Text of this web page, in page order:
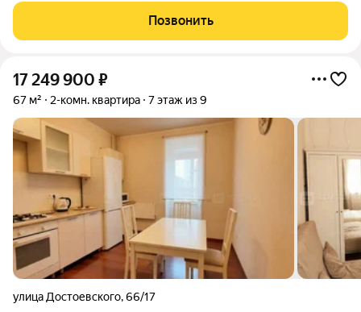
класса собраны в одном месте. На территории ЖК
расположены торговые галереи,
Позвонить
17 249 900 ₽
67 м² 2-комн. квартира 7 этаж из 9
улица Достоевского,66/17